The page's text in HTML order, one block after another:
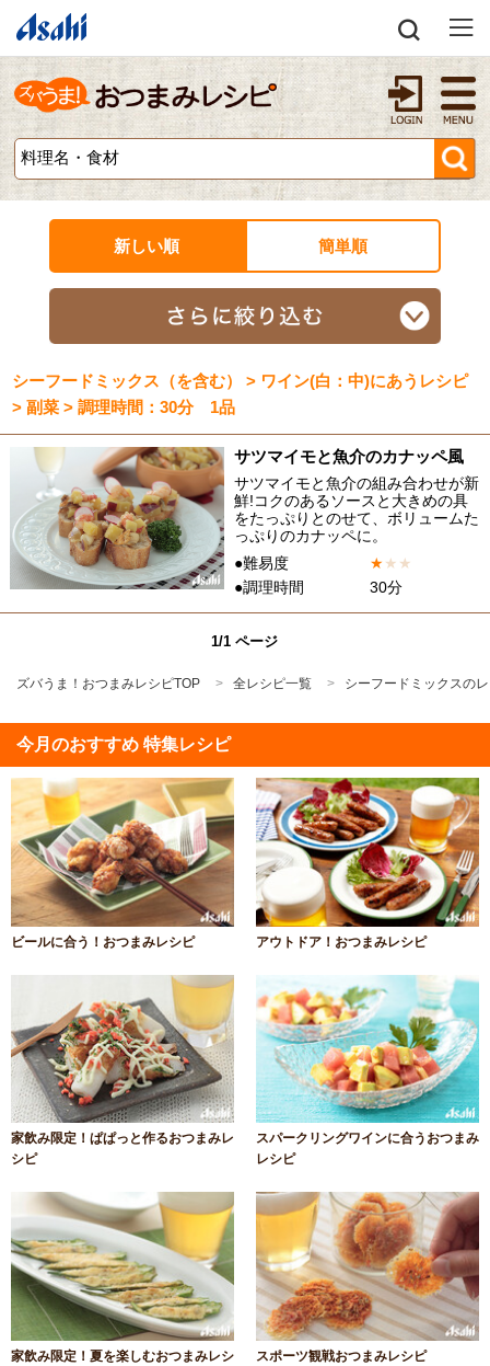
新しい順 簡単順
シーフードミックス（を含む） > ワイン(白：中)にあうレシピ
> 副菜 > 調理時間：30分 1品
サツマイモと魚介のカナッペ風
サツマイモと魚介の組み合わせが新
鮮!コクのあるソースと大きめの具
をたっぷりとのせて、ボリュームた
っぷりのカナッペに。
●難易度
★★ ★
●調理時間
30分
1/1 ページ
ズバうま！おつまみレシピTOP 全レシピ一覧 シーフードミックスの
今月のおすすめ 特集レシピ
ビールに合う！おつまみレシピ アウトドア！おつまみレシピ
家飲み限定！ぱぱっと作るおつまみレ
シピ
スパークリングワインに合うおつまみ
レシピ
家飲み限定！夏を楽しむおつまみレシ
スポーツ観戦おつまみレシピ